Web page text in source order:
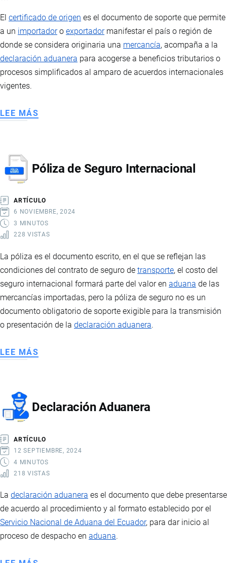
El certificado de origen es el documento de soporte que permite
a un importadoro exportadormanifestar el país o región de
donde se considera originaria una mercancía, acompaña a la
declaración aduanera para acogerse a beneficios tributarios o
procesos simplificados al amparo de acuerdos internacionales
vigentes.
LEE MÁS
MERCANCÍAS
Póliza de Seguro Internacional
ARTÍCULO
6 NOVIEMBRE, 2024
3 MINUTOS
228 VISTAS
La póliza es el documento escrito, en el que se reflejan las
condiciones del contrato de seguro de transporte, el costo del
seguro internacional formará parte del valor en aduana de las
mercancías importadas, pero la póliza de seguro no es un
documento obligatorio de soporte exigible para la transmisión
o presentación de la declaración aduanera.
LEE MÁS
INTERNACIONAL
Declaración Aduanera
ARTÍCULO
12 SEPTIEMBRE, 2024
4 MINUTOS
218 VISTAS
La declaración aduanera es el documento que debe presentarse
de acuerdo al procedimiento y al formato establecido por el
Servicio Nacional de Aduana del Ecuador, para dar inicio al
proceso de despacho en aduana.